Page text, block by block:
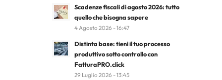
Scadenze fiscali di agosto 2026: tutto
quello che bisogna sapere
4 Agosto 2026 - 16:47
Distinta base: tieni il tuo processo
produttivo sotto controllo con
FatturaPRO.click
29 Luglio 2026 - 13:45